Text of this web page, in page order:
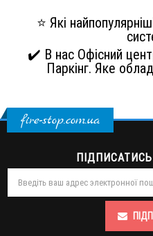
⭐ Які
✔️ В нас Офісний
Паркінг. Яке
fire-stop.com.ua